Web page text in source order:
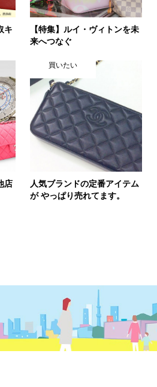
キ
【特集】ルイ・ヴィトンを未
来へつなぐ
店
買いたい
人気ブランドの定番アイテム
が やっぱり売れてます。